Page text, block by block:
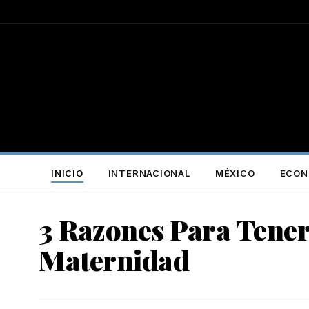
INICIO INTERNACIONAL MÉXICO
3 Razones Para
Maternidad